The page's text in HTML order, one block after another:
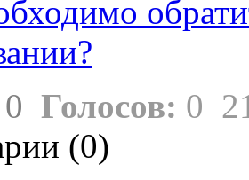
0 Голосов: 0
(0)